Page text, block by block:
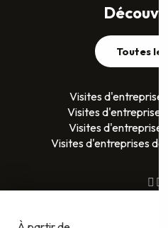
Toutes
Visites d'entreprises
Visites d'entreprises
Visites d'entreprises
Visites d'entreprises